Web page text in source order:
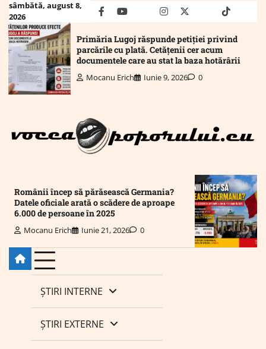
Skip
content
sâmbătă, august 8,
2026
facebookyoutubeMailinstagram
twitter truthtiktok
Primăria Lugoj răspunde petiției privind
parcările cu plată. Cetățenii cer acum
documentele care au stat la baza hotărârii
Mocanu Erich Iunie 9, 2026 0
Românii încep să părăsească Germania?
Datele oficiale arată o scădere de aproape
6.000 de persoane în 2025
Mocanu Erich Iunie 21, 2026 0
ȘTIRI INTERNE
ȘTIRI EXTERNE